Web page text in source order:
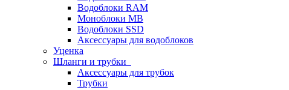
Водоблоки RAM
Моноблоки MB
Водоблоки SSD
Аксессуары для водоблоков
Уценка
Шланги и трубки
Аксессуары для трубок
Трубки